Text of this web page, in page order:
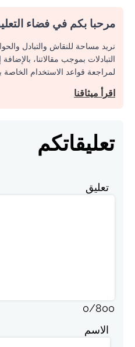
مرحبا بكم في فضاء
نريد مساحة للنقاش والتبادل
التبادلات بموجب مقالاتنا،
لمراجعة قواعد الاستخدام الخاصة
اقرأ ميثاقنا
تعليقاتكم
تعليق
0/800
الاسم